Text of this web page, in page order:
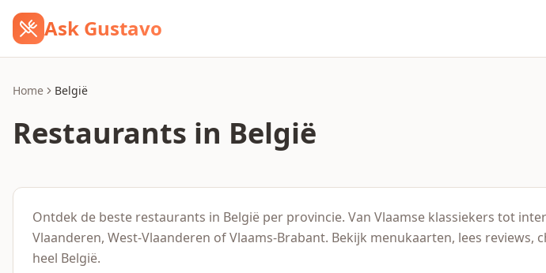
Ask Gustavo
Home België
Restaurants in België
Ontdek de beste restaurants in België per provincie. Van Vlaamse klassiekers tot
Vlaanderen, West-Vlaanderen of Vlaams-Brabant. Bekijk menukaarten, lees
heel België.